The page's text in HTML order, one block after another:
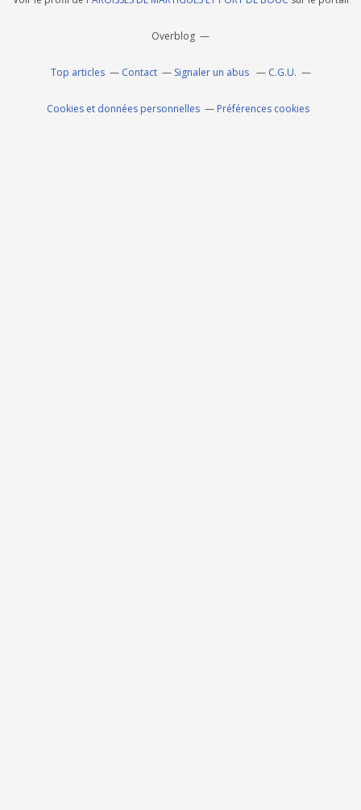
Overblog
Top articles Contact Signaler un abus C.G.U.
Cookies et données personnelles Préférences cookies